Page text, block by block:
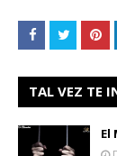
TAL VEZ TE
El